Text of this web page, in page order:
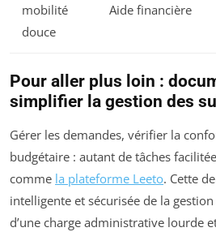
mobilité
douce
Aide financière
Pour aller plus loin :
simplifier la gestion des
Gérer les demandes, vérifier la
budgétaire : autant de tâches
comme la plateforme Leeto. Cette
intelligente et sécurisée de la
d’une charge administrative lourde